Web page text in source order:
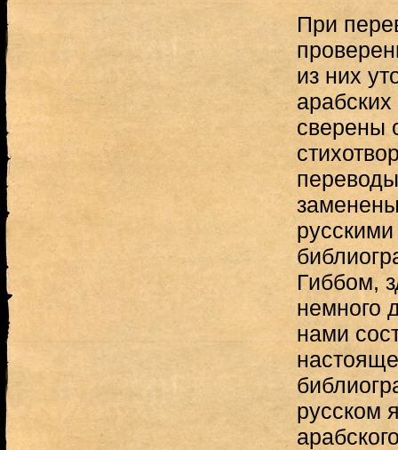
При
из них
сверены
Гиббом,
немного
нами
русском